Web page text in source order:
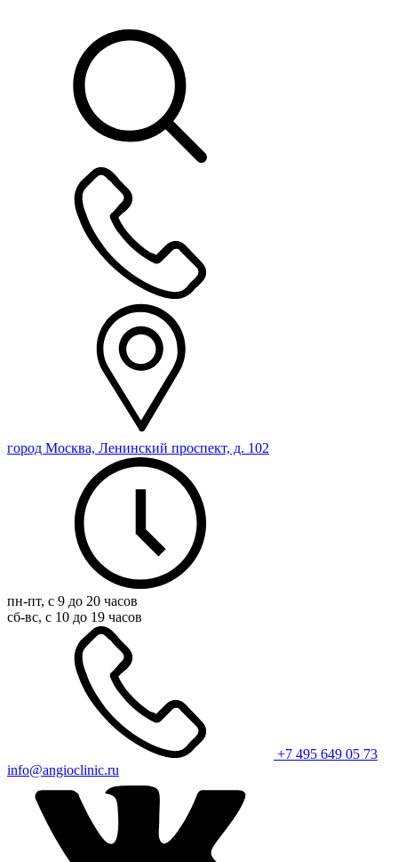
город Москва, Ленинский проспект, д. 102
пн-пт, с 9 до 20 часов
сб-вс, с 10 до 19 часов
+7 495 649 05 73
info@angioclinic.ru